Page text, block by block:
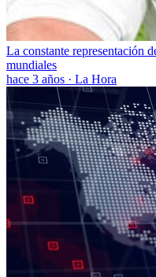
La constante representación
mundiales
hace 3 años · La Hora